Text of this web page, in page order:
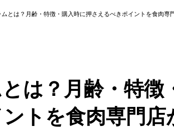
ムとは？月齢・特徴・購入時に押さえるべきポイントを食肉専
は？月齢・特徴
トを食肉専門店